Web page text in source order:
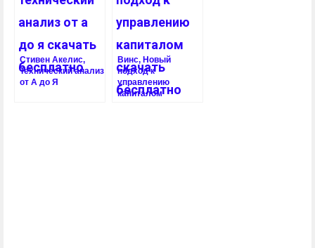
Стивен Акелис,
Технический анализ
от А до Я
Винс, Новый
подход к
управлению
капиталом